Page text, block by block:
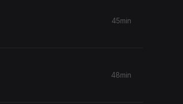
45min
48min